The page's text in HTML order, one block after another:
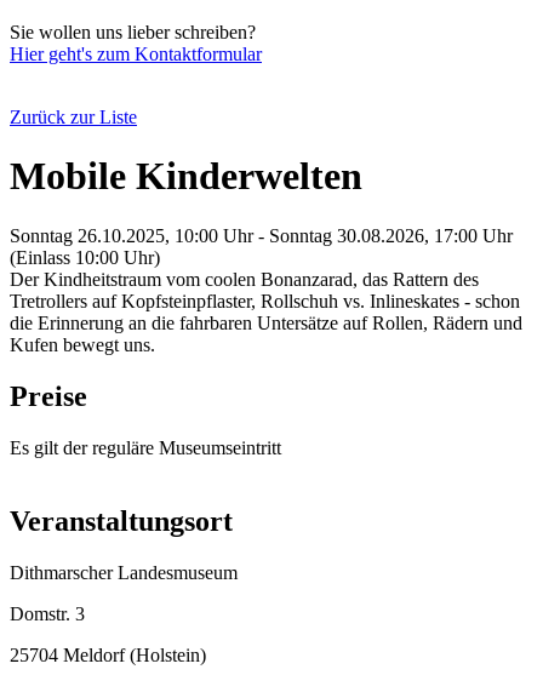
Sie wollen uns lieber schreiben?
Hier geht's zum Kontaktformular
Zurück zur Liste
Mobile Kinderwelten
Sonntag 26.10.2025, 10:00 Uhr - Sonntag 30.08.2026, 17:00 Uhr
(Einlass 10:00 Uhr)
Der Kindheitstraum vom coolen Bonanzarad, das Rattern des
Tretrollers auf Kopfsteinpflaster, Rollschuh vs. Inlineskates - schon
die Erinnerung an die fahrbaren Untersätze auf Rollen, Rädern und
Kufen bewegt uns.
Preise
Es gilt der reguläre Museumseintritt
Veranstaltungsort
Dithmarscher Landesmuseum
Domstr. 3
25704 Meldorf (Holstein)